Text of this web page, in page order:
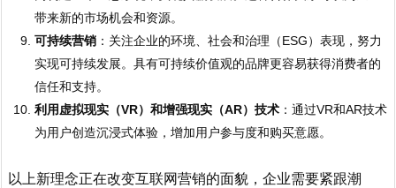
带来新的市场机会和资源。
可持续营销 ：关注企业的环境、社会和治理（ESG）表现，努力
实现可持续发展。具有可持续价值观的品牌更容易获得消费者的
信任和支持。
利用虚拟现实（VR）和增强现实（AR）技术 ：通过VR和AR技术
为用户创造沉浸式体验，增加用户参与度和购买意愿。
以上新理念正在改变互联网营销的面貌，企业需要紧跟潮